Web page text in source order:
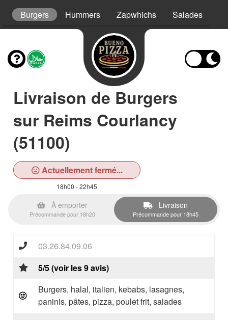
Burgers Hummers Zapwhichs Salades
Livraison de Burgers
sur Reims Courlancy
(51100)
Actuellement fermé...
18h00 - 22h45
À emporter
Précommande pour 18h20
Livraison
Précommande pour 18h45
03.26.84.09.06
5/5 (voir les 9 avis)
Burgers, halal, italien, kebabs, lasagnes,
paninis, pâtes, pizza, poulet frit, salades